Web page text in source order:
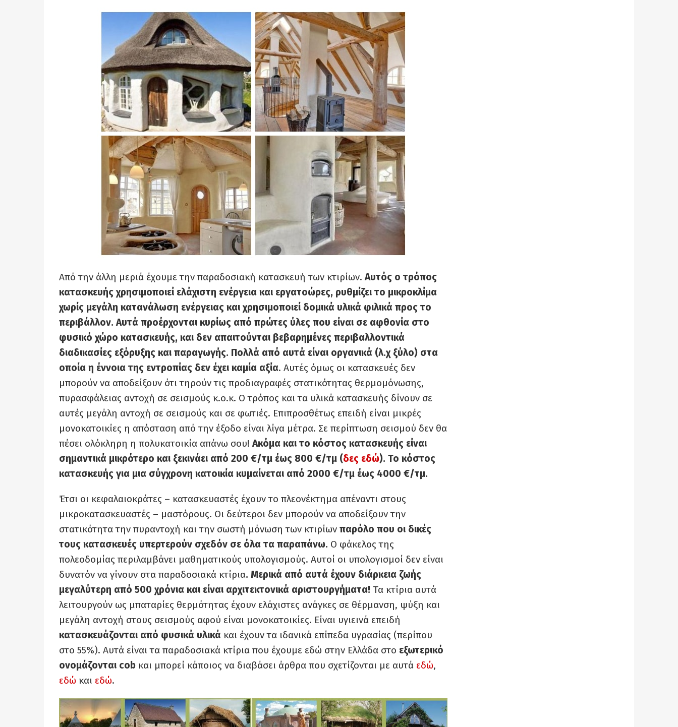
Από την άλλη μεριά έχουμε την παραδοσιακή κατασκευή των κτιρίων. Αυτός ο τρόπος
κατασκευής χρησιμοποιεί ελάχιστη ενέργεια και εργατοώρες, ρυθμίζει το μικροκλίμα
χωρίς μεγάλη κατανάλωση ενέργειας και χρησιμοποιεί δομικά υλικά φιλικά προς το
περιβάλλον. Αυτά προέρχονται κυρίως από πρώτες ύλες που είναι σε αφθονία στο
φυσικό χώρο κατασκευής, και δεν απαιτούνται βεβαρημένες περιβαλλοντικά
διαδικασίες εξόρυξης και παραγωγής. Πολλά από αυτά είναι οργανικά (λ.χ ξύλο) στα
οποία η έννοια της εντροπίας δεν έχει καμία αξία. Αυτές όμως οι κατασκευές δεν
μπορούν να αποδείξουν ότι τηρούν τις προδιαγραφές στατικότητας θερμομόνωσης,
πυρασφάλειας αντοχή σε σεισμούς κ.ο.κ. Ο τρόπος και τα υλικά κατασκευής δίνουν σε
αυτές μεγάλη αντοχή σε σεισμούς και σε φωτιές. Επιπροσθέτως επειδή είναι μικρές
μονοκατοικίες η απόσταση από την έξοδο είναι λίγα μέτρα. Σε περίπτωση σεισμού δεν θα
πέσει ολόκληρη η πολυκατοικία απάνω σου! Ακόμα και το κόστος κατασκευής είναι
σημαντικά μικρότερο και ξεκινάει από 200 €/τμ έως 800 €/τμ (δες εδώ). Το κόστος
κατασκευής για μια σύγχρονη κατοικία κυμαίνεται από 2000 €/τμ έως 4000 €/τμ.
Έτσι οι κεφαλαιοκράτες – κατασκευαστές έχουν το πλεονέκτημα απέναντι στους
μικροκατασκευαστές – μαστόρους. Οι δεύτεροι δεν μπορούν να αποδείξουν την
στατικότητα την πυραντοχή και την σωστή μόνωση των κτιρίων παρόλο που οι δικές
τους κατασκευές υπερτερούν σχεδόν σε όλα τα παραπάνω. Ο φάκελος της
πολεοδομίας περιλαμβάνει μαθηματικούς υπολογισμούς. Αυτοί οι υπολογισμοί δεν είναι
δυνατόν να γίνουν στα παραδοσιακά κτίρια. Μερικά από αυτά έχουν διάρκεια ζωής
μεγαλύτερη από 500 χρόνια και είναι αρχιτεκτονικά αριστουργήματα! Τα κτίρια αυτά
λειτουργούν ως μπαταρίες θερμότητας έχουν ελάχιστες ανάγκες σε θέρμανση, ψύξη και
μεγάλη αντοχή στους σεισμούς αφού είναι μονοκατοικίες. Είναι υγιεινά επειδή
κατασκευάζονται από φυσικά υλικά και έχουν τα ιδανικά επίπεδα υγρασίας (περίπου
στο 55%). Αυτά είναι τα παραδοσιακά κτίρια που έχουμε εδώ στην Ελλάδα στο εξωτερικό
ονομάζονται cob και μπορεί κάποιος να διαβάσει άρθρα που σχετίζονται με αυτά εδώ,
εδώ και εδώ.